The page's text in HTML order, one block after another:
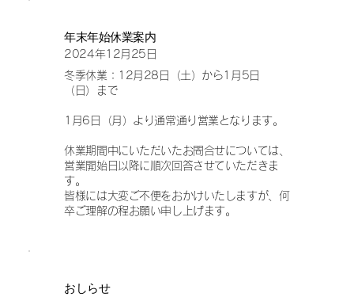
年末年始休業案内
2024年12月25日
冬季休業：12月28日（土）から1月5日
（日）まで
1月6日（月）より通常通り営業となります。
休業期間中にいただいたお問合せについては、
営業開始日以降に順次回答させていただきま
す。
皆様には大変ご不便をおかけいたしますが、何
卒ご理解の程お願い申し上げます。
おしらせ